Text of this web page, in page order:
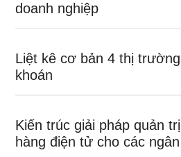
doanh nghiệp
Liệt kê cơ bản 4 thị
khoán
Kiến trúc giải pháp quản
hàng điện tử cho các